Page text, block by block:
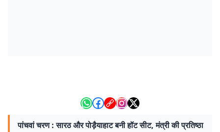
पांचवां चरण : सारठ और पोड़ैयाहाट बनी हॉट सीट, मंत्री की प्रतिष्ठा